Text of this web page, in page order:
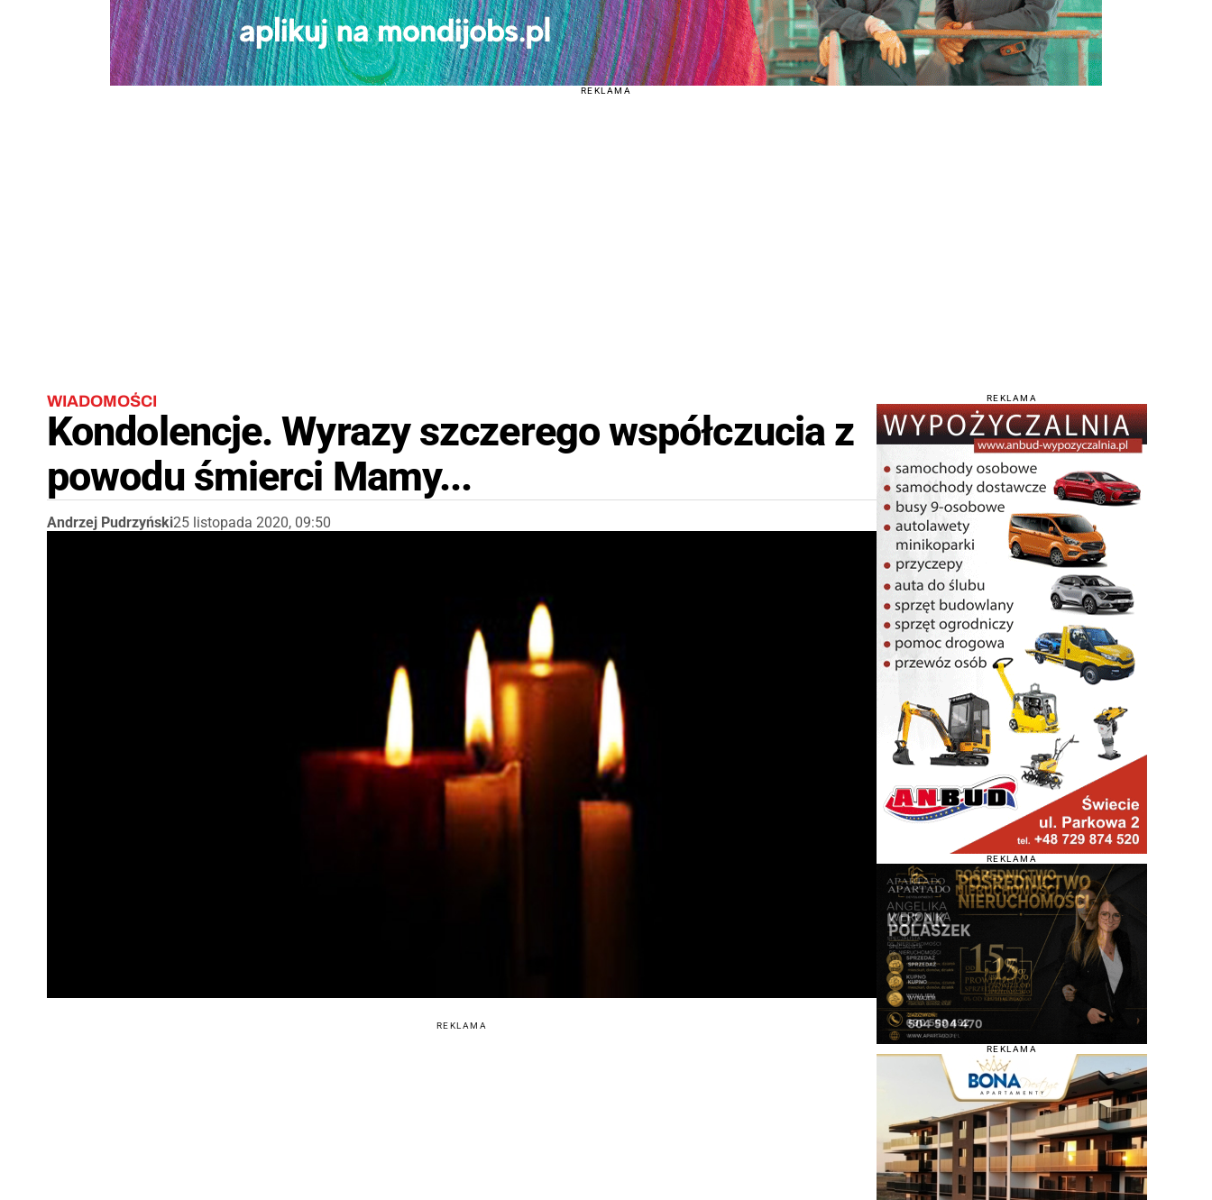
REKLAMA
WIADOMOŚCI
Kondolencje. Wyrazy szczerego współczucia z
powodu śmierci Mamy...
Andrzej Pudrzyński25 listopada 2020, 09:50
REKLAMA
REKLAMA
REKLAMA
REKLAMA